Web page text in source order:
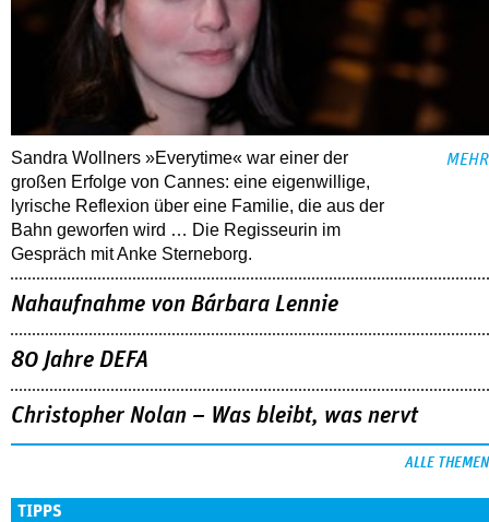
Sandra Wollners »Everytime« war einer der
großen Erfolge von Cannes: eine eigenwillige,
lyrische Reflexion über eine ­Familie, die aus der
Bahn geworfen wird … Die Regisseurin im
Gespräch mit Anke Sterneborg.
MEHR
Nahaufnahme von Bárbara Lennie
80 Jahre DEFA
Christopher Nolan – Was bleibt, was nervt
ALLE THEMEN
TIPPS